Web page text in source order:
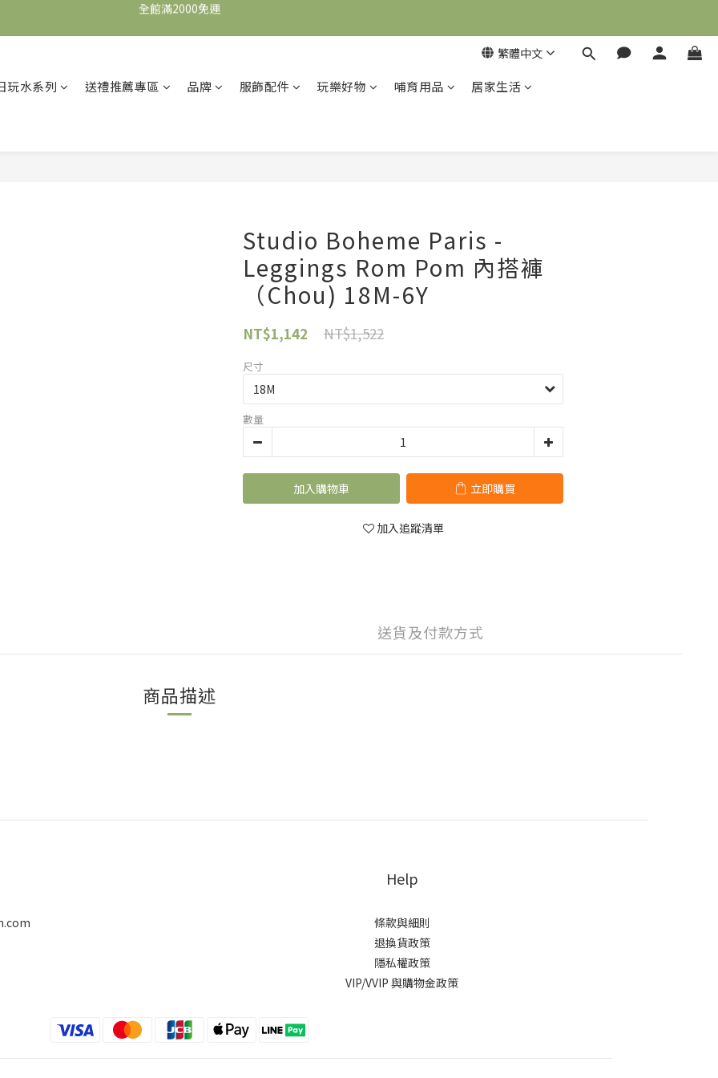
全館滿2000免運
加入會員，即可獲得$100購物金，可立即於首購使用。
繁體中文
玩水系列 送禮推薦專區 品牌 服飾配件 玩樂好物 哺育用品 居家生活
Studio Boheme Paris -
Leggings Rom Pom 內搭褲
（Chou) 18M-6Y
NT$1,522
NT$1,142
尺寸
數量
加入購物車 立即購買
加入追蹤清單
送貨及付款方式
商品描述
Help
條款與細則
退換貨政策
隱私權政策
VIP/VVIP 與購物金政策